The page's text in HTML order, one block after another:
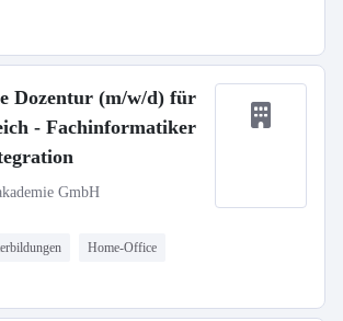
Dozentur (m/w/d) für
- Fachinformatiker
GmbH
Home-Office